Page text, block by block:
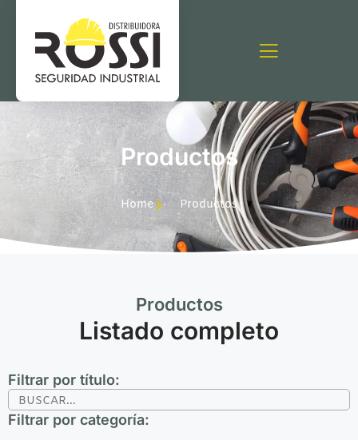
Productos
Home Productos
Productos
Listado completo
Filtrar por título:
Filtrar por categoría: